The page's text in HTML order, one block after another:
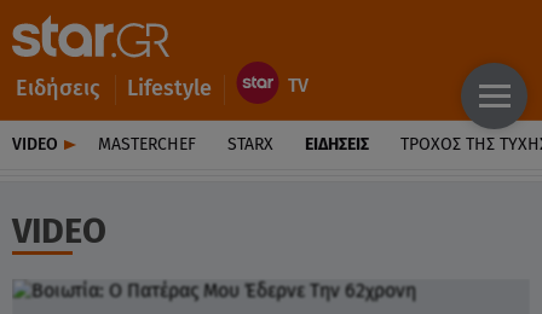
Ειδήσεις Lifestyle
VIDEO MASTERCHEF STARX ΕΙΔΉΣΕΙΣ ΤΡΟΧΌΣ ΤΗΣ
VIDEO